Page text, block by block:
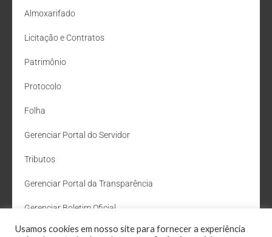
Almoxarifado
Licitação e Contratos
Patrimônio
Protocolo
Folha
Gerenciar Portal do Servidor
Tributos
Gerenciar Portal da Transparência
Gerenciar Boletim Oficial
Departamento de Água e Esgoto
Usamos cookies em nosso site para fornecer a experiência